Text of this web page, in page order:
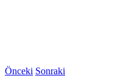
Önceki Sonraki